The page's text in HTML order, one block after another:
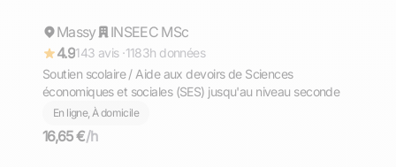
Répond rapidement
Massy
INSEEC MSc
4.9143 avis ·1183h données
Soutien scolaire / Aide aux devoirs de Sciences
économiques et sociales (SES) jusqu'au niveau seconde
En ligne, À domicile
16,65 €/h